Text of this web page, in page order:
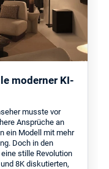
moderner KI-
musste vor
Ansprüche an
ein Modell mit mehr
Doch in den
stille Revolution
8K diskutierten,